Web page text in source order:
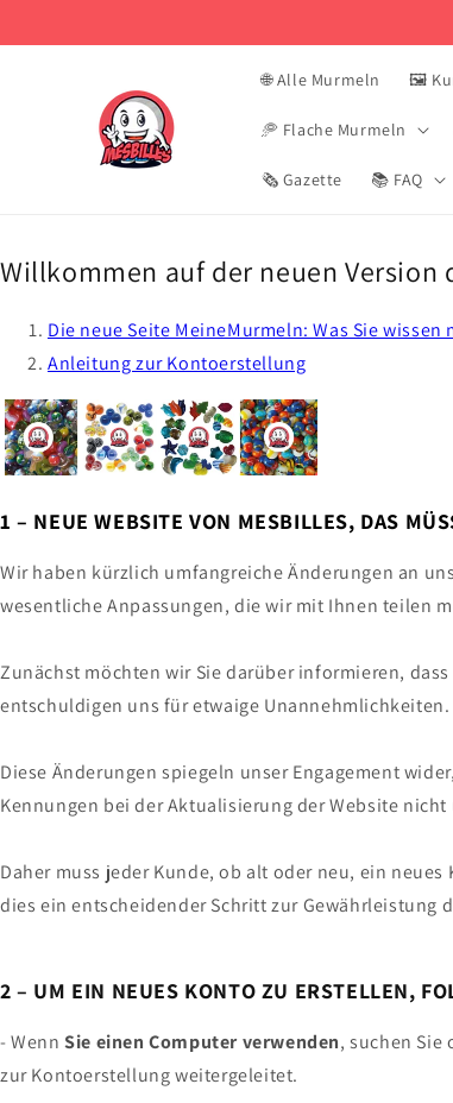
🌐 Alle Murmeln 🖼️
🥏 Flache Murmeln
🗞️ Gazette 📚 FAQ
Willkommen auf der neuen Version
Die neue Seite MeineMurmeln: Was Sie wissen
Anleitung zur Kontoerstellung
1 – NEUE WEBSITE VON MESBILLES, DAS
Wir haben kürzlich umfangreiche Änderungen an
wesentliche Anpassungen, die wir mit Ihnen teilen
Zunächst möchten wir Sie darüber informieren,
entschuldigen uns für etwaige Unannehmlichkeiten.
Diese Änderungen spiegeln unser Engagement wider,
Kennungen bei der Aktualisierung der Website
Daher muss jeder Kunde, ob alt oder neu, ein
dies ein entscheidender Schritt zur Gewährleistung
2 – UM EIN NEUES KONTO ZU ERSTELLEN,
- WennSie einen Computer verwenden, suchen Sie
zur Kontoerstellung weitergeleitet.